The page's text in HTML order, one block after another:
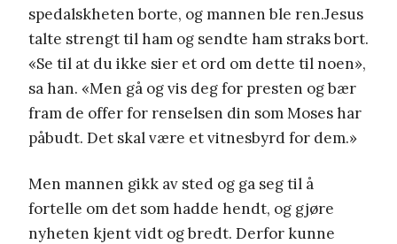
spedalskheten borte, og mannen ble ren.Jesus
talte strengt til ham og sendte ham straks bort.
«Se til at du ikke sier et ord om dette til noen»,
sa han. «Men gå og vis deg for presten og bær
fram de offer for renselsen din som Moses har
påbudt. Det skal være et vitnesbyrd for dem.»
Men mannen gikk av sted og ga seg til å
fortelle om det som hadde hendt, og gjøre
nyheten kjent vidt og bredt. Derfor kunne